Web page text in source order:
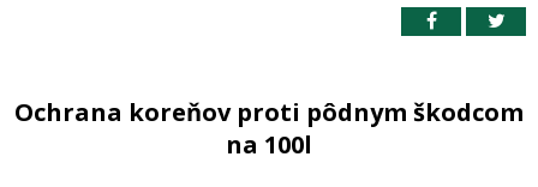
Ochrana koreňov proti pôdnym škodcom
na 100l